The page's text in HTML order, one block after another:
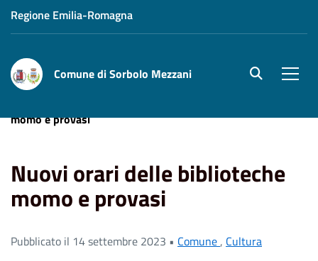
Regione Emilia-Romagna
Comune di Sorbolo Mezzani site.searc
momo e provasi
Nuovi orari delle biblioteche
momo e provasi
Pubblicato il 14 settembre 2023 • Comune, Cultura